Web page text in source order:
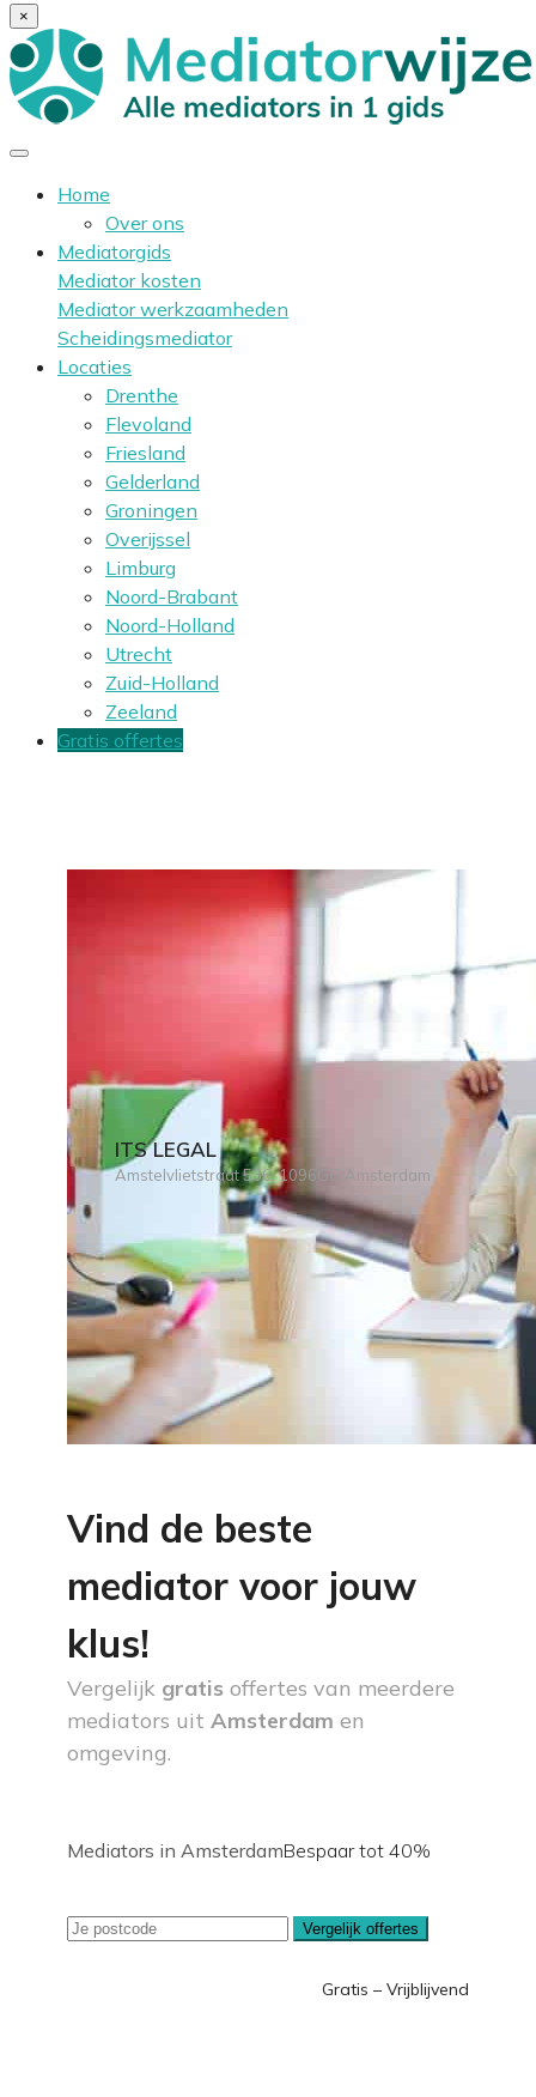
×
Home
Over ons
Mediatorgids
Mediator kosten
Mediator werkzaamheden
Scheidingsmediator
Locaties
Drenthe
Flevoland
Friesland
Gelderland
Groningen
Overijssel
Limburg
Noord-Brabant
Noord-Holland
Utrecht
Zuid-Holland
Zeeland
Gratis offertes
ITS LEGAL
Amstelvlietstraat 536, 1096GG Amsterdam
Vind de beste
mediator voor jouw
klus!
Vergelijk gratis offertes van meerdere
mediators uit Amsterdam en
omgeving.
Mediators in AmsterdamBespaar tot 40%
Vergelijk offertes
Gratis – Vrijblijvend